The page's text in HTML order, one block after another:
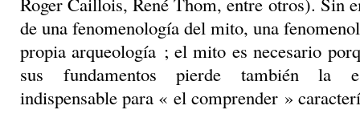
de una fenomenología del mito, una
propia arqueología ; el mito es necesario
sus fundamentos pierde también la
indispensable para « el comprender »